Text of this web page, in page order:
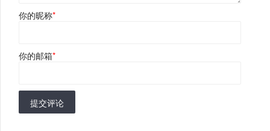
你的昵称*
你的邮箱*
提交评论